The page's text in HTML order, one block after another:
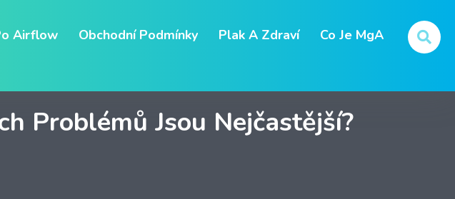
Airflow Obchodní Podmínky Plak A Zdraví Co Je MgA
Problémů Jsou Nejčastější?